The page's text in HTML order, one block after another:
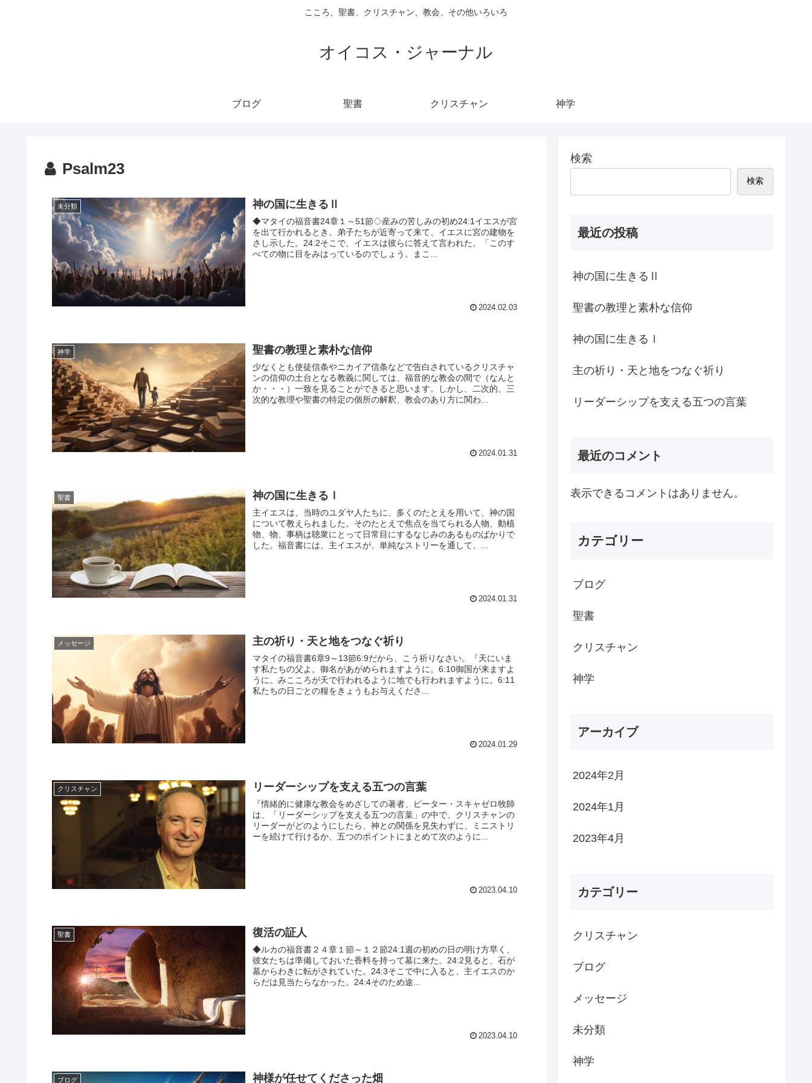
こころ、聖書、クリスチャン、教会、その他いろいろ
オイコス・ジャーナル
ブログ 聖書 クリスチャン 神学
Psalm23
未分類 神の国に生きるⅡ
◆マタイの福音書24章１～51節◇産みの苦しみの初め24:1イエスが宮
を出て行かれるとき、弟子たちが近寄って来て、イエスに宮の建物を
さし示した。24:2そこで、イエスは彼らに答えて言われた。「このす
べての物に目をみはっているのでしょう。まこ...
2024.02.03
神学 聖書の教理と素朴な信仰
少なくとも使徒信条やニカイア信条などで告白されているクリスチャ
ンの信仰の土台となる教義に関しては、福音的な教会の間で（なんと
か・・・）一致を見ることができると思います。しかし、二次的、三
次的な教理や聖書の特定の個所の解釈、教会のあり方に関わ...
2024.01.31
聖書 神の国に生きるⅠ
主イエスは、当時のユダヤ人たちに、多くのたとえを用いて、神の国
について教えられました。そのたとえで焦点を当てられる人物、動植
物、物、事柄は聴衆にとって日常目にするなじみのあるものばかりで
した。福音書には、主イエスが、単純なストリーを通して、...
2024.01.31
メッセージ 主の祈り・天と地をつなぐ祈り
マタイの福音書6章9～13節6:9だから、こう祈りなさい。『天にいま
す私たちの父よ。御名があがめられますように。6:10御国が来ますよ
うに。みこころが天で行われるように地でも行われますように。6:11
私たちの日ごとの糧をきょうもお与えくださ...
2024.01.29
クリスチャン リーダーシップを支える五つの言葉
『情緒的に健康な教会をめざしての著者、ピーター・スキャゼロ牧師
は、「リーダーシップを支える五つの言葉」の中で、クリスチャンの
リーダーがどのようにしたら、神との関係を見失わずに、ミニストリ
ーを続けて行けるか、五つのポイントにまとめて次のように...
2023.04.10
聖書 復活の証人
◆ルカの福音書２４章１節～１２節24:1週の初めの日の明け方早く、
彼女たちは準備しておいた香料を持って墓に来た。24:2見ると、石が
墓からわきに転がされていた。24:3そこで中に入ると、主イエスのか
らだは見当たらなかった。24:4そのため途...
2023.04.10
ブログ 神様が任せてくださった畑
検索
検索
最近の投稿
神の国に生きるⅡ
聖書の教理と素朴な信仰
神の国に生きるⅠ
主の祈り・天と地をつなぐ祈り
リーダーシップを支える五つの言葉
最近のコメント
表示できるコメントはありません。
カテゴリー
ブログ
聖書
クリスチャン
神学
アーカイブ
2024年2月
2024年1月
2023年4月
カテゴリー
クリスチャン
ブログ
メッセージ
未分類
神学